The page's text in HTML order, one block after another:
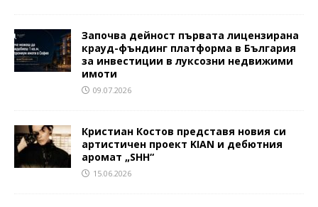
Започва дейност първата лицензирана
крауд-фъндинг платформа в България
за инвестиции в луксозни недвижими
имоти
09.07.2026
Кристиан Костов представя новия си
артистичен проект KIAN и дебютния
аромат „SHH“
15.06.2026